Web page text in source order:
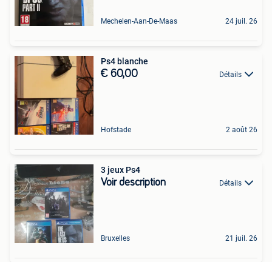
Mechelen-Aan-De-Maas 24 juil. 26
Ps4 blanche
€ 60,00 Détails
Hofstade 2 août 26
3 jeux Ps4
Voir description Détails
Bruxelles 21 juil. 26